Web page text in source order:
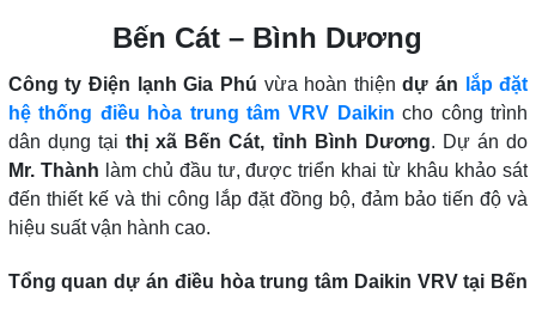
Bến Cát – Bình Dương
Công ty Điện lạnh Gia Phú vừa hoàn thiệndự án
lắp đặt
hệ thống điều hòa trung tâm VRV Daikin cho công trình
dân dụng tạithị xã Bến Cát, tỉnh Bình Dương. Dự án do
Mr. Thành làm chủ đầu tư, được triển khai từ khâu khảo sát
đến thiết kế và thi công lắp đặt đồng bộ, đảm bảo tiến độ và
hiệu suất vận hành cao.
Tổng quan dự án điều hòa trung tâm Daikin VRV tại Bến